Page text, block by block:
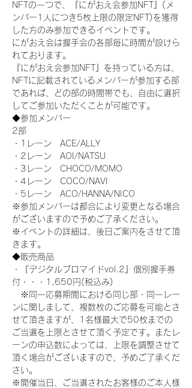
NFTの一つで、『にがおえ会参加NFT』(メ
ンバー1人につき5枚上限の限定NFT)を獲得
した方のみ参加できるイベントです。
にがおえ会は握手会の各部毎に時間が設けら
れております。
『にがおえ会参加NFT』を持っている方は、
NFTに記載されているメンバーが参加する部
であれば、どの部の時間帯でも、自由に選択
してご参加いただくことが可能です。
◆参加メンバー
2部
・1レーン　ACE/ALLY
・2レーン　AOI/NATSU
・3レーン　CHOCO/MOMO
・4レーン　COCO/NAVI
・5レーン　ACO/HANNA/NICO
※参加メンバーは都合により変更となる場合
がございますので予めご了承ください。
※イベントの詳細は、後日ご案内をさせて頂
きます。
◆販売商品
・『デジタルブロマイドvol.2』個別握手券
付・・・1,650円(税込み)
※同一応募期間における同じ部・同一レー
ンに関しまして、複数枚のご応募を可能とさ
せて頂きますが、1名様最大で50枚までの
ご当選を上限とさせて頂く予定です。またレ
ーンの申込数によっては、上限を調整させて
頂く場合がございますので、予めご了承くだ
さい。
※開催当日、ご当選されたお客様のご本人様